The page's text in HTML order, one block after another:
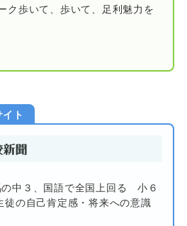
ク歩いて、歩いて、足利魅力を
ト
の中３、国語で全国上回る 小６
の自己肯定感・将来への意識